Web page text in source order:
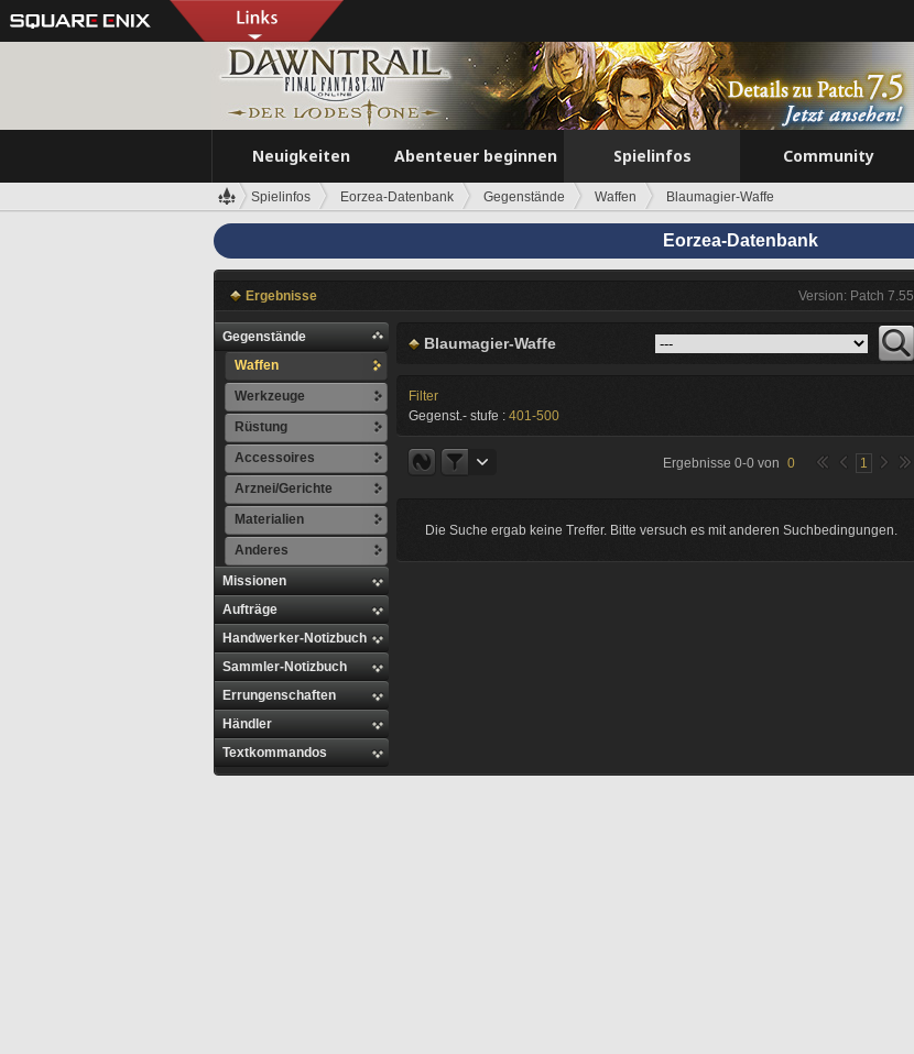
Neuigkeiten Abenteuer beginnen Spielinfos Community
Spielinfos Eorzea-Datenbank Gegenstände Waffen Blaumagier-Waffe
Eorzea-Datenbank
Ergebnisse Version: Patch 7.55
Gegenstände
Waffen
Werkzeuge
Rüstung
Accessoires
Arznei/Gerichte
Materialien
Anderes
Missionen
Aufträge
Handwerker-Notizbuch
Sammler-Notizbuch
Errungenschaften
Händler
Textkommandos
Blaumagier-Waffe
Filter
Gegenst.- stufe : 401-500
Ergebnisse 0-0 von 0 1
Die Suche ergab keine Treffer. Bitte versuch es mit anderen Suchbedingungen.